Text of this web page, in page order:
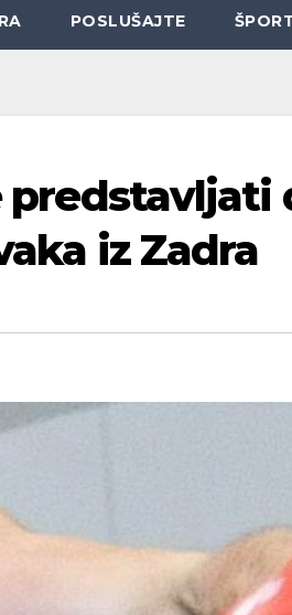
POSLUŠAJTE
predstavljati
iz Zadra